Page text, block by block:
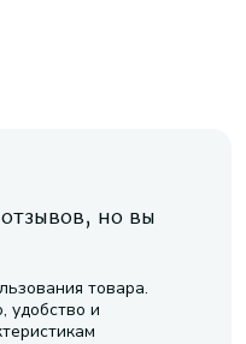
но вы
товара.
удобство и